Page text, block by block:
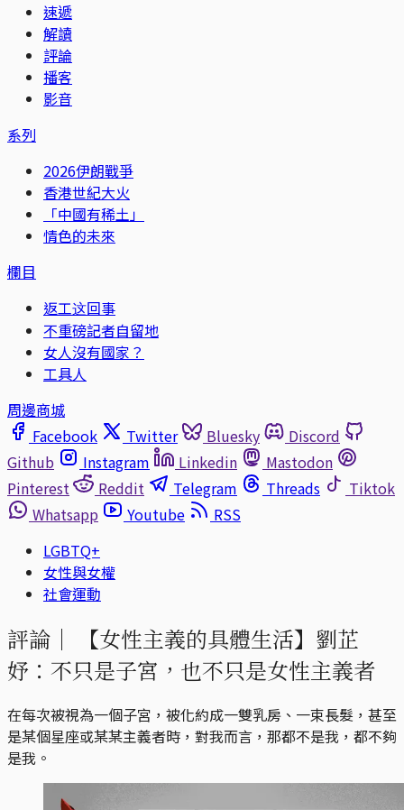
速遞
解讀
評論
播客
影音
系列
2026伊朗戰爭
香港世紀大火
「中國有稀土」
情色的未來
欄目
返工这回事
不重磅記者自留地
女人沒有國家？
工具人
周邊商城
Facebook
Twitter Bluesky
Discord
Github
Instagram Linkedin
Mastodon
Pinterest
Reddit Telegram Threads
Tiktok
Whatsapp
Youtube
RSS
LGBTQ+
女性與女權
社會運動
評論｜
【女性主義的具體生活】劉芷
妤：不只是子宮，也不只是女性主義者
在每次被視為一個子宮，被化約成一雙乳房、一束長髮，甚至
是某個星座或某某主義者時，對我而言，那都不是我，都不夠
是我。